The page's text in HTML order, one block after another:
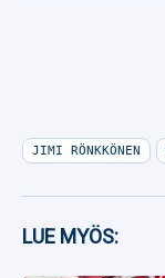
JIMI RÖNKKÖNEN
LUE MYÖS: